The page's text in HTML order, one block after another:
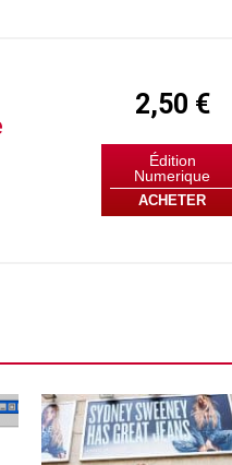
2,50 €
Édition
Numerique
ACHETER